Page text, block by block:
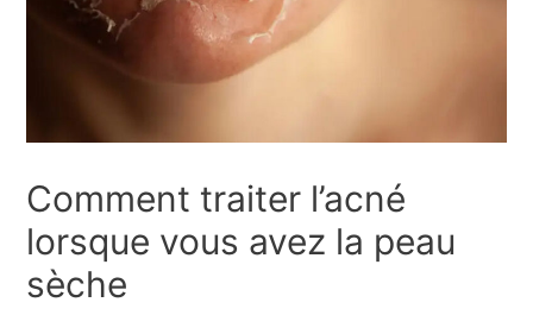
Comment traiter l’acné
lorsque vous avez la peau
sèche